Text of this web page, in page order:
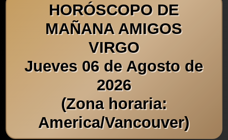
HORÓSCOPO DE
MAÑANA AMIGOS
VIRGO
Jueves 06 de Agosto de
2026
(Zona horaria:
America/Vancouver)